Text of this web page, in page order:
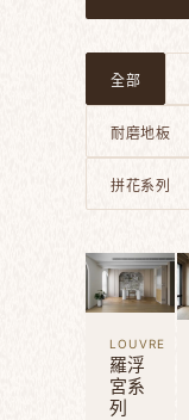
全部
耐磨地板
拼花系列
LOUVRE
羅浮
宮系
列